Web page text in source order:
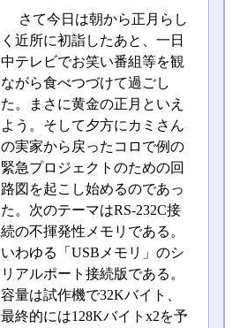
さて今日は朝から正月らし
く近所に初詣したあと、一日
中テレビでお笑い番組等を観
ながら食べつづけて過ごし
た。まさに黄金の正月といえ
よう。そして夕方にカミさん
の実家から戻ったコロで例の
緊急プロジェクトのための回
路図を起こし始めるのであっ
た。次のテーマはRS-232C接
続の不揮発性メモリである。
いわゆる「USBメモリ」のシ
リアルポート接続版である。
容量は試作機で32Kバイト、
最終的には128Kバイトx2を予